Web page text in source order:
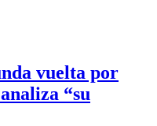
vuelta por
“su